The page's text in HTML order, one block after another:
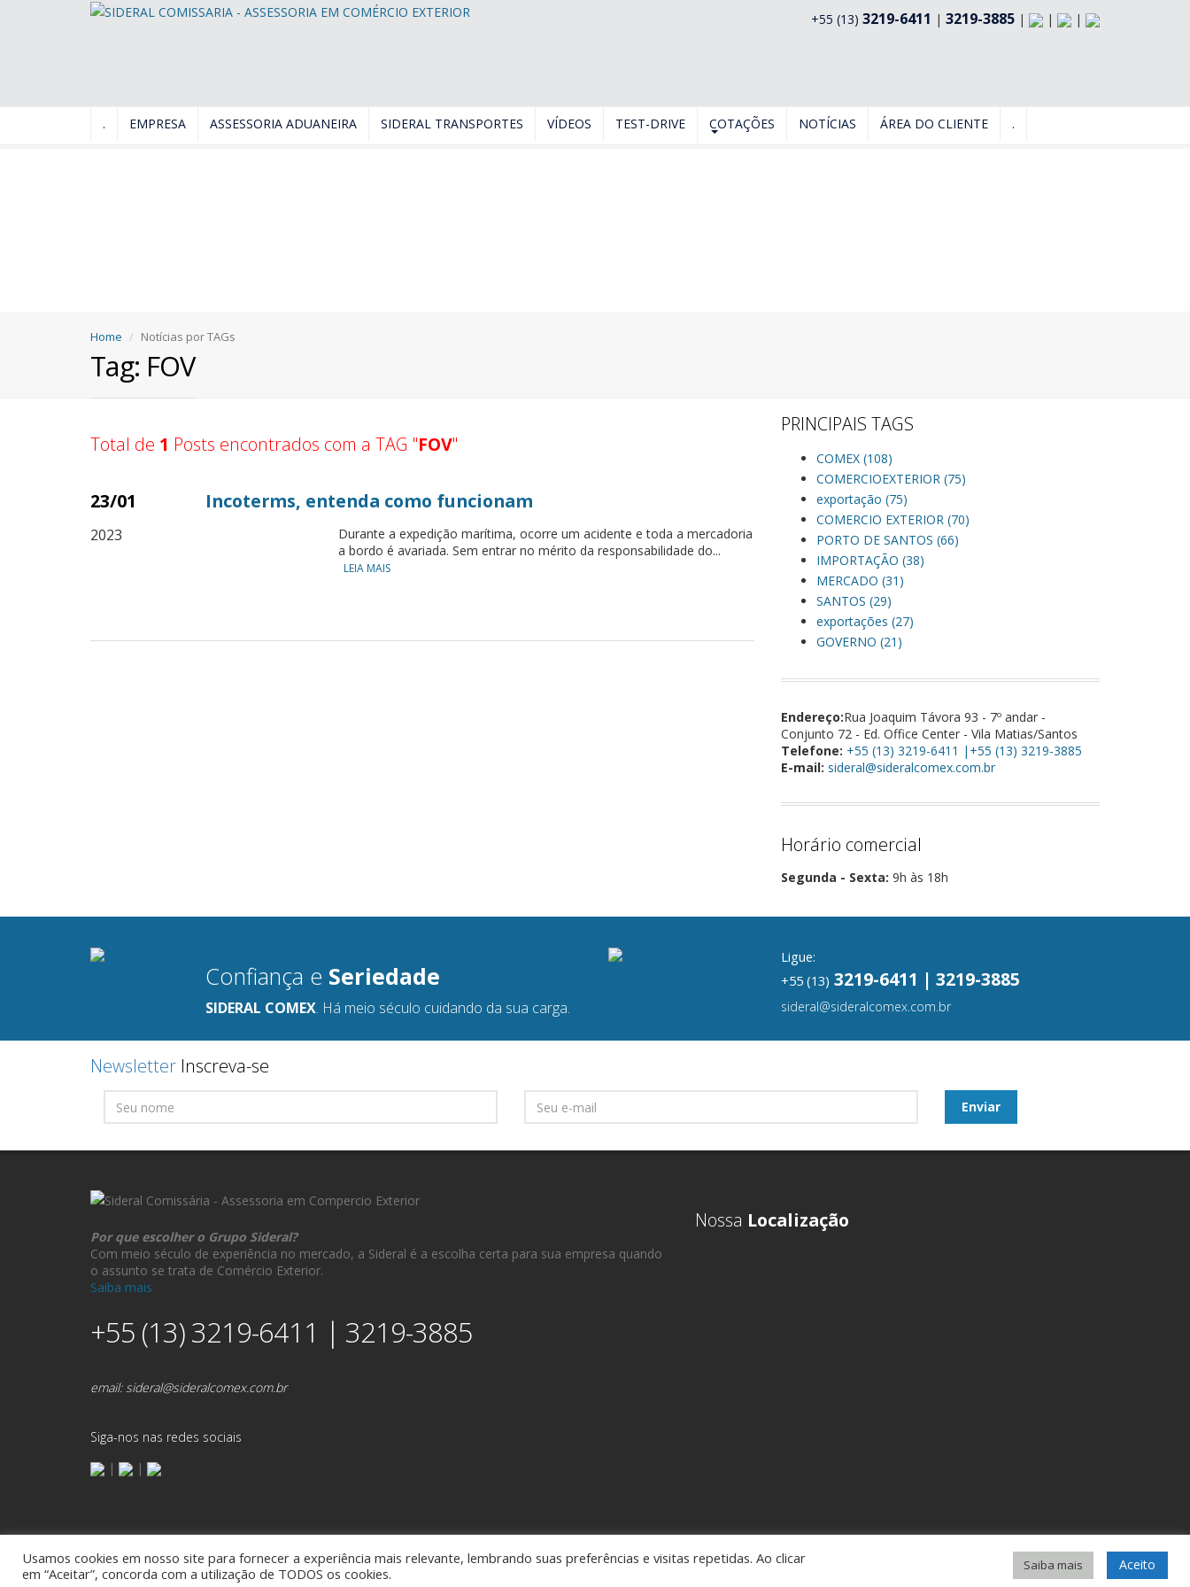
+55 (13) 3219-6411 | 3219-3885 | | |
. EMPRESA ASSESSORIA ADUANEIRA SIDERAL TRANSPORTES VÍDEOS TEST-DRIVE COTAÇÕES NOTÍCIAS ÁREA DO CLIENTE .
Home Notícias por TAGs
Tag: FOV
Total de 1 Posts encontrados com a TAG "FOV"
23/01
2023
Incoterms, entenda como funcionam
Durante a expedição marítima, ocorre um acidente e toda a mercadoria
a bordo é avariada. Sem entrar no mérito da responsabilidade do...
LEIA MAIS
PRINCIPAIS TAGS
COMEX (108)
COMERCIOEXTERIOR (75)
exportação (75)
COMERCIO EXTERIOR (70)
PORTO DE SANTOS (66)
IMPORTAÇÃO (38)
MERCADO (31)
SANTOS (29)
exportações (27)
GOVERNO (21)
Endereço:Rua Joaquim Távora 93 - 7º andar -
Conjunto 72 - Ed. Office Center - Vila Matias/Santos
Telefone: +55 (13) 3219-6411 |+55 (13) 3219-3885
E-mail: sideral@sideralcomex.com.br
Horário comercial
Segunda - Sexta: 9h às 18h
Confiança e Seriedade
SIDERAL COMEX. Há meio século cuidando da sua carga.
Ligue:
+55 (13) 3219-6411 | 3219-3885
sideral@sideralcomex.com.br
Newsletter Inscreva-se
Por que escolher o Grupo Sideral?
Com meio século de experiência no mercado, a Sideral é a escolha certa para sua empresa quando
o assunto se trata de Comércio Exterior.
Saiba mais
+55 (13) 3219-6411 | 3219-3885
email:sideral@sideralcomex.com.br
Siga-nos nas redes sociais
|
|
Nossa Localização
Sideral Comex - Assessoria em Comércio Exterior • Todos os direitos reservados -
Usamos cookies em nosso site para fornecer a experiência mais relevante, lembrando suas preferências e visitas repetidas. Ao clicar
em “Aceitar”, concorda com a utilização de TODOS os cookies.
Saiba mais Aceito